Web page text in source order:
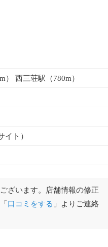
） 西三荘駅（780m）
イト）
ざいます。店舗情報の修正
口コミをする 」よりご連絡